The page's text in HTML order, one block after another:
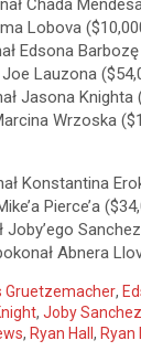
Chada
Lobova
Edsona
Lauzona
Jasona Knighta
Wrzoska
Konstantina
Pierce’a
Abnera
Gruetzemacher,
, Joby Sanchez
, Ryan Hall , Ryan